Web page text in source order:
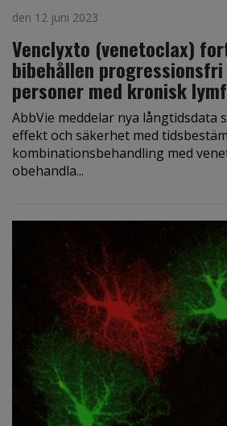
den 12 juni 2023
Venclyxto (venetoclax)
bibehållen
personer med kronisk
AbbVie meddelar nya långtidsdata
effekt och säkerhet med
kombinationsbehandling med
obehandla...